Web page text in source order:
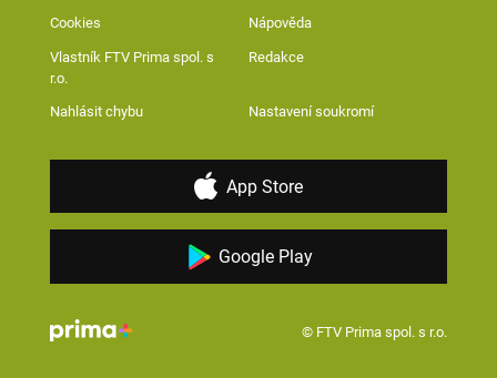
Cookies Nápověda
Vlastník FTV Prima spol. s
r.o.
Redakce
Nahlásit chybu Nastavení soukromí
App Store
Google Play
© FTV Prima spol. s r.o.